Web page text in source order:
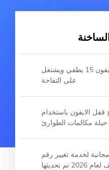
حل مشكلة الايفون 15 يطفي ويشتغل
على التفاحة
فتح قفل الايفون باستخدام
حيلة مكالمات الطوارئ
مجانية لخدمة تغيير رقم
2026 تم تحديثها